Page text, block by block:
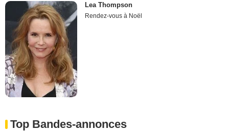
Lea Thompson
Rendez-vous à Noël
Top Bandes-annonces